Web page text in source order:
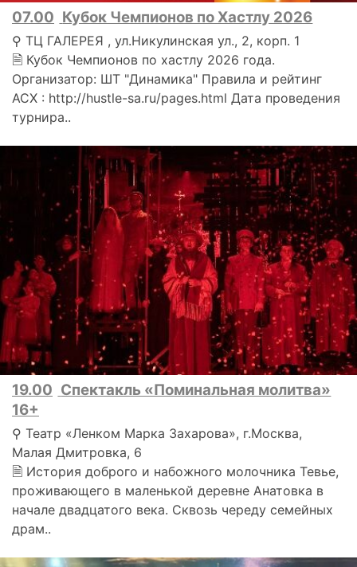
07.00 Кубок Чемпионов по Хастлу 2026
⚲ ТЦ ГАЛЕРЕЯ , ул.Никулинская ул., 2, корп. 1
🗎 Кубок Чемпионов по хастлу 2026 года.
Организатор: ШТ "Динамика" Правила и рейтинг
АСХ : http://hustle-sa.ru/pages.html Дата проведения
турнира..
19.00 Спектакль «Поминальная молитва»
16+
⚲ Театр «Ленком Марка Захарова», г.Москва,
Малая Дмитровка, 6
🗎 История доброго и набожного молочника Тевье,
проживающего в маленькой деревне Анатовка в
начале двадцатого века. Сквозь череду семейных
драм..